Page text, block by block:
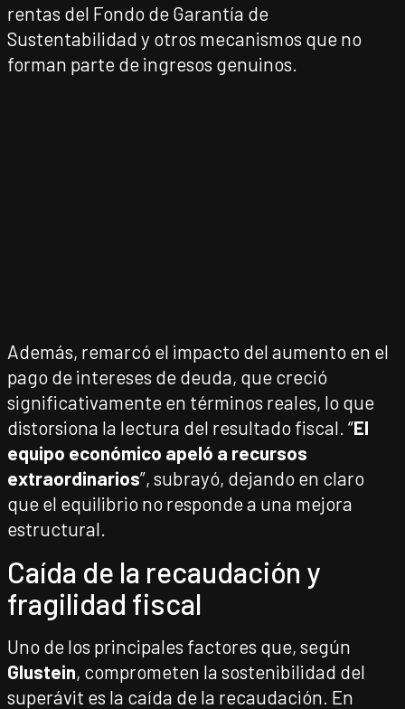
rentas del Fondo de Garantía de
Sustentabilidad y otros mecanismos que no
forman parte de ingresos genuinos.
Además, remarcó el impacto del aumento en el
pago de intereses de deuda, que creció
significativamente en términos reales, lo que
distorsiona la lectura del resultado fiscal. “El
equipo económico apeló a recursos
extraordinarios”, subrayó, dejando en claro
que el equilibrio no responde a una mejora
estructural.
Caída de la recaudación y
fragilidad fiscal
Uno de los principales factores que, según
Glustein, comprometen la sostenibilidad del
superávit es la caída de la recaudación. En